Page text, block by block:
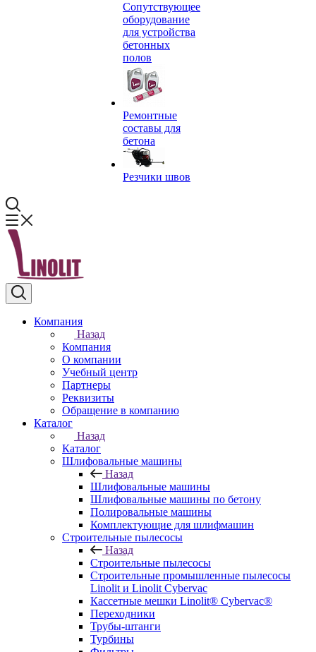
Сопутствующее
оборудование
для устройства
бетонных
полов
Ремонтные
составы для
бетона
Резчики швов
Компания
Назад
Компания
О компании
Учебный центр
Партнеры
Реквизиты
Обращение в компанию
Каталог
Назад
Каталог
Шлифовальные машины
Назад
Шлифовальные машины
Шлифовальные машины по бетону
Полировальные машины
Комплектующие для шлифмашин
Строительные пылесосы
Назад
Строительные пылесосы
Строительные промышленные пылесосы
Linolit и Linolit Cybervac
Кассетные мешки Linolit® Cybervac®
Переходники
Трубы-штанги
Турбины